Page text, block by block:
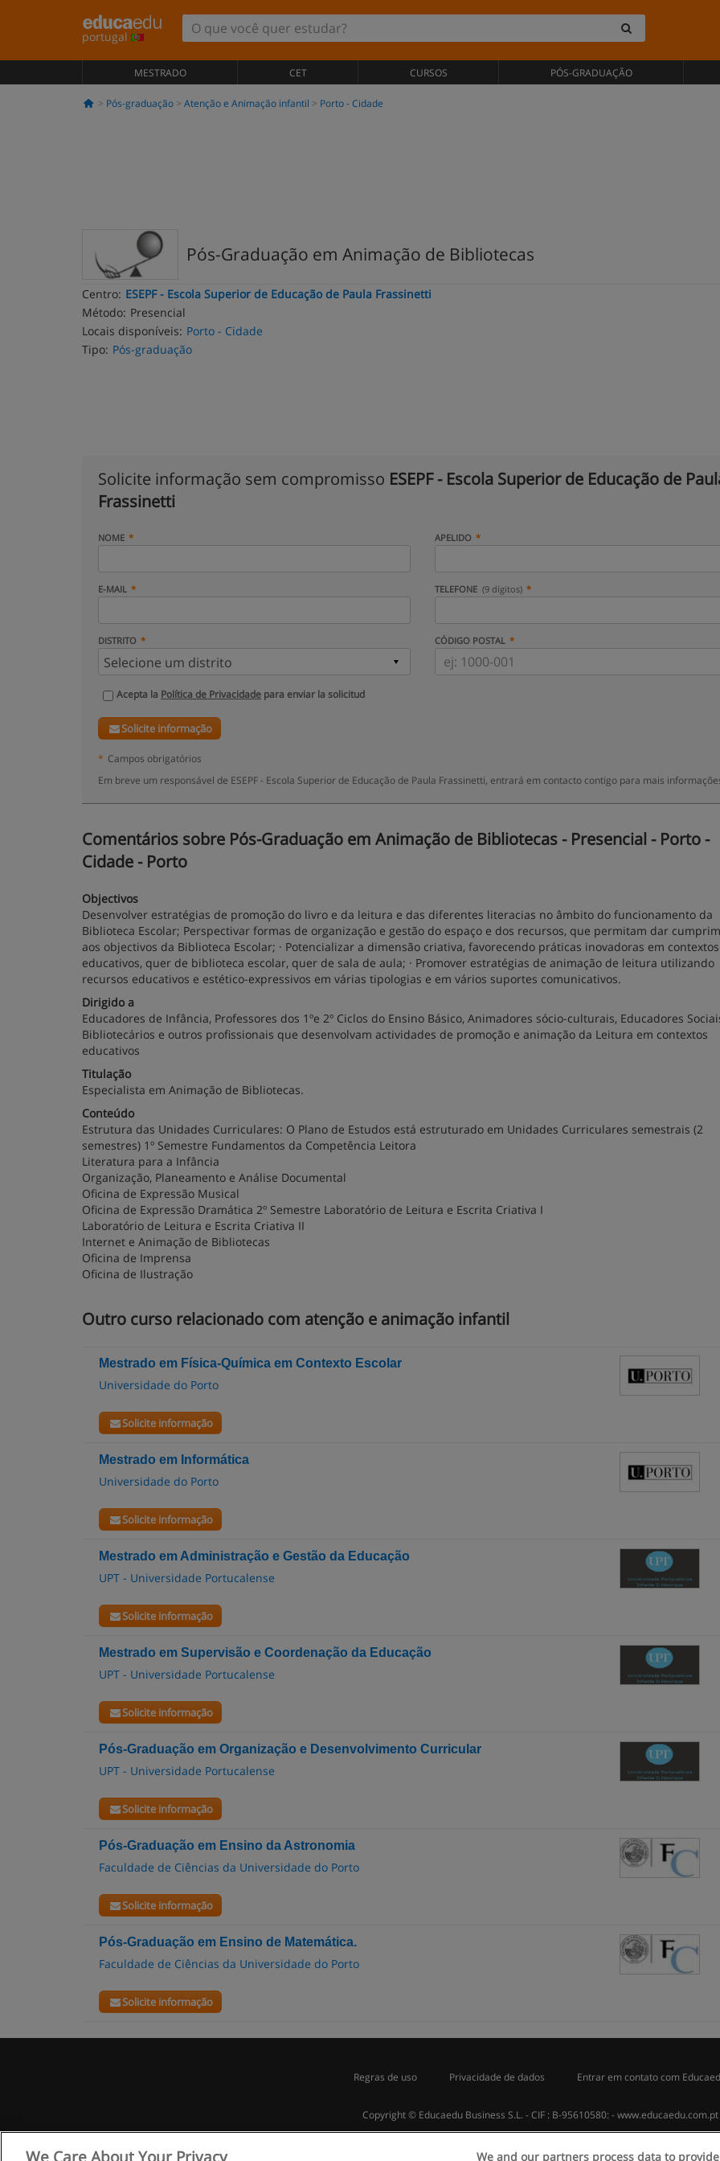
portugal
MESTRADO CET CURSOS PÓS-GRADUAÇÃO
Pós-graduação Atenção e Animação infantil Porto - Cidade
Pós-Graduação em Animação de Bibliotecas
Centro: ESEPF - Escola Superior de Educação de Paula Frassinetti
Método: Presencial
Locais disponíveis: Porto - Cidade
Tipo: Pós-graduação
Solicite informação sem compromisso ESEPF - Escola Superior de Educação de
Frassinetti
NOME APELIDO
E-MAIL TELEFONE (9 dígitos)
DISTRITO CÓDIGO POSTAL
Acepta la Política de Privacidade para enviar la solicitud
Solicite informação
* Campos obrigatórios
Em breve um responsável de ESEPF - Escola Superior de Educação de Paula Frassinetti, entrará em contacto contigo para mais
Comentários sobre Pós-Graduação em Animação de Bibliotecas - Presencial - Porto -
Cidade - Porto
Objectivos
Desenvolver estratégias de promoção do livro e da leitura e das diferentes literacias no âmbito do funcionamento da
Biblioteca Escolar; Perspectivar formas de organização e gestão do espaço e dos recursos, que permitam dar
aos objectivos da Biblioteca Escolar; · Potencializar a dimensão criativa, favorecendo práticas inovadoras em contextos
educativos, quer de biblioteca escolar, quer de sala de aula; · Promover estratégias de animação de leitura utilizando
recursos educativos e estético-expressivos em várias tipologias e em vários suportes comunicativos.
Dirigido a
Educadores de Infância, Professores dos 1ºe 2º Ciclos do Ensino Básico, Animadores sócio-culturais, Educadores
Bibliotecários e outros profissionais que desenvolvam actividades de promoção e animação da Leitura em contextos
educativos
Titulação
Especialista em Animação de Bibliotecas.
Conteúdo
Estrutura das Unidades Curriculares: O Plano de Estudos está estruturado em Unidades Curriculares semestrais (2
semestres) 1º Semestre Fundamentos da Competência Leitora
Literatura para a Infância
Organização, Planeamento e Análise Documental
Oficina de Expressão Musical
Oficina de Expressão Dramática 2º Semestre Laboratório de Leitura e Escrita Criativa I
Laboratório de Leitura e Escrita Criativa II
Internet e Animação de Bibliotecas
Oficina de Imprensa
Oficina de Ilustração
Outro curso relacionado com atenção e animação infantil
Mestrado em Física-Química em Contexto Escolar
Universidade do Porto
Solicite informação
Mestrado em Informática
Universidade do Porto
Solicite informação
Mestrado em Administração e Gestão da Educação
UPT - Universidade Portucalense
Solicite informação
Mestrado em Supervisão e Coordenação da Educação
UPT - Universidade Portucalense
Solicite informação
Pós-Graduação em Organização e Desenvolvimento Curricular
UPT - Universidade Portucalense
Solicite informação
Pós-Graduação em Ensino da Astronomia
Faculdade de Ciências da Universidade do Porto
Solicite informação
Pós-Graduação em Ensino de Matemática.
Faculdade de Ciências da Universidade do Porto
Solicite informação
Regras de uso Privacidade de dados Entrar em contato com
Copyright © Educaedu Business S.L. - CIF : B-95610580: - www.educaedu.com.pt
We Care About Your Privacy We and our partners process data to